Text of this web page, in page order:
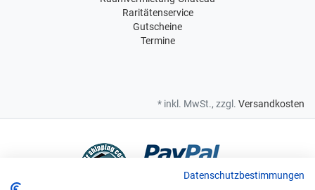
Raritätenservice
Gutscheine
Termine
* inkl. MwSt., zzgl. Versandkosten
Datenschutzbestimmungen